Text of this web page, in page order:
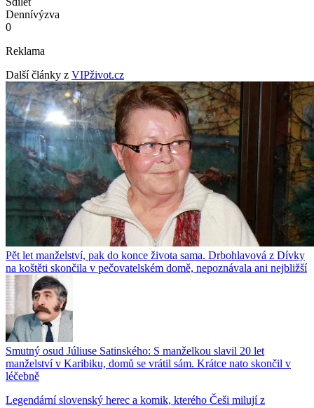
Dennívýzva
0
Reklama
Další články z VIPživot.cz
Pět let manželství, pak do konce života sama. Drbohlavová z Dívky
na koštěti skončila v pečovatelském domě, nepoznávala ani nejbližší
Smutný osud Júliuse Satinského: S manželkou slavil 20 let
manželství v Karibiku, domů se vrátil sám. Krátce nato skončil v
léčebně
Legendární slovenský herec a komik, kterého Češi milují z